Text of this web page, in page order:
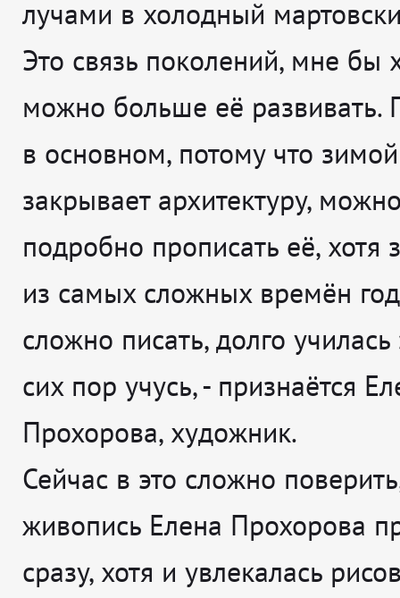
лучами в холодный
Это связь поколений, мне бы
можно больше её развивать.
в основном, потому что
закрывает архитектуру,
подробно прописать её, хотя
из самых сложных времён
сложно писать, долго
сих пор учусь, - признаётся
Прохорова, художник.
Сейчас в это сложно
живопись Елена Прохорова
сразу, хотя и увлекалась